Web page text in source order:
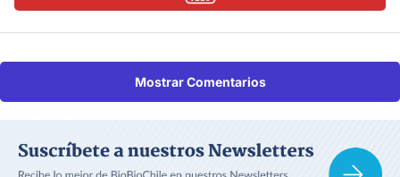
Mostrar Comentarios